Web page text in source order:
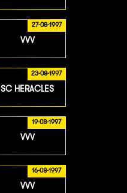
27-08-1997
VVV
23-08-1997
SC HERACLES
19-08-1997
VVV
16-08-1997
VVV